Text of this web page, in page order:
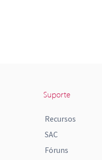
Suporte
Recursos
SAC
Fóruns